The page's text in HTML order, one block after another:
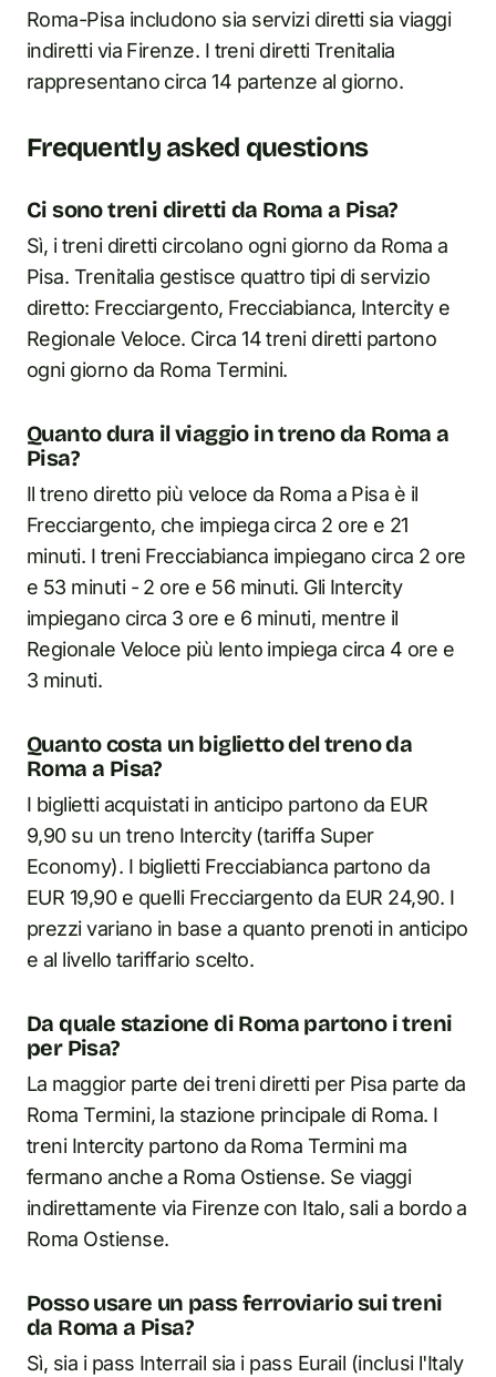
Roma-Pisa includono sia servizi diretti sia viaggi
indiretti via Firenze. I treni diretti Trenitalia
rappresentano circa 14 partenze al giorno.
Frequently asked questions
Ci sono treni diretti da Roma a Pisa?
Sì, i treni diretti circolano ogni giorno da Roma a
Pisa. Trenitalia gestisce quattro tipi di servizio
diretto: Frecciargento, Frecciabianca, Intercity e
Regionale Veloce. Circa 14 treni diretti partono
ogni giorno da Roma Termini.
Quanto dura il viaggio in treno da Roma a
Pisa?
Il treno diretto più veloce da Roma a Pisa è il
Frecciargento, che impiega circa 2 ore e 21
minuti. I treni Frecciabianca impiegano circa 2 ore
e 53 minuti - 2 ore e 56 minuti. Gli Intercity
impiegano circa 3 ore e 6 minuti, mentre il
Regionale Veloce più lento impiega circa 4 ore e
3 minuti.
Quanto costa un biglietto del treno da
Roma a Pisa?
I biglietti acquistati in anticipo partono da EUR
9,90 su un treno Intercity (tariffa Super
Economy). I biglietti Frecciabianca partono da
EUR 19,90 e quelli Frecciargento da EUR 24,90. I
prezzi variano in base a quanto prenoti in anticipo
e al livello tariffario scelto.
Da quale stazione di Roma partono i treni
per Pisa?
La maggior parte dei treni diretti per Pisa parte da
Roma Termini, la stazione principale di Roma. I
treni Intercity partono da Roma Termini ma
fermano anche a Roma Ostiense. Se viaggi
indirettamente via Firenze con Italo, sali a bordo a
Roma Ostiense.
Posso usare un pass ferroviario sui treni
da Roma a Pisa?
Sì, sia i pass Interrail sia i pass Eurail (inclusi l'Italy